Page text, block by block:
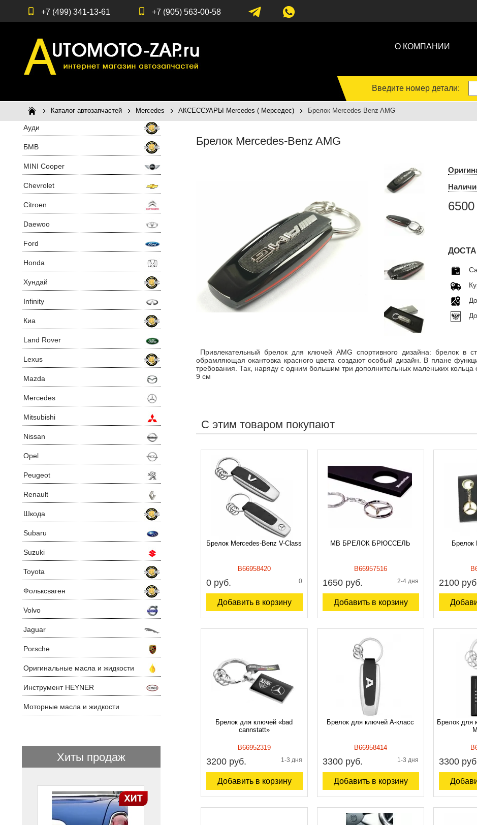
+7 (499) 341-13-61 +7 (905) 563-00-58
О КОМПАНИИ
Введите номер детали:
Каталог автозапчастей Mercedes АКСЕССУАРЫ Mercedes ( Мерседес) Брелок Mercedes-Benz AMG
Ауди
БМВ
MINI Cooper
Chevrolet
Citroen
Daewoo
Ford
Honda
Хундай
Infinity
Киа
Land Rover
Lexus
Mazda
Mercedes
Mitsubishi
Nissan
Opel
Peugeot
Renault
Шкода
Subaru
Suzuki
Toyota
Фольксваген
Volvo
Jaguar
Porsche
Оригинальные масла и жидкости
Инструмент HEYNER
Моторные масла и жидкости
Хиты продаж
1
Брелок Mercedes-Benz AMG
Привлекательный брелок для ключей AMG спортивного дизайна: брелок в
обрамляющая окантовка красного цвета создают особый дизайн. В плане
требования. Так, наряду с одним большим три дополнительных маленьких
9 см
С этим товаром покупают
Брелок Mercedes-Benz V-Class
B66958420
0 руб. 0
Добавить в корзину
MB БРЕЛОК БРЮССЕЛЬ
B66957516
1650 руб. 2-4 дня
Добавить в корзину
Брелок
2100
Брелок для ключей «bad
cannstatt»
B66952319
3200 руб. 1-3 дня
Добавить в корзину
Брелок для ключей A-класс
B66958414
3300 руб. 1-3 дня
Добавить в корзину
Брелок для
3300